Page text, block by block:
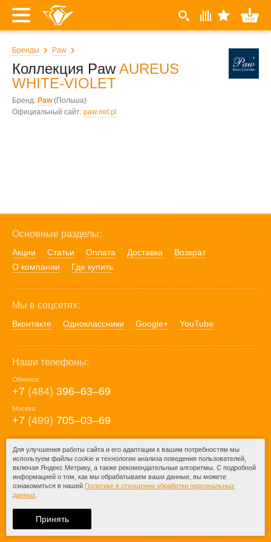
Бренды Paw
Коллекция PawAUREUS
WHITE-VIOLET
Бренд: Paw(Польша)
Официальный сайт: paw.net.pl
Основные разделы:
Акции Статьи Оплата Доставка
Возврат
О компании
Где купить
Мы в соцсетях:
Вконтакте Одноклассники Google+ YouTube
Наши телефоны:
Обнинск:
+7 (484) 396‒63‒69
Москва:
+7 (499) 705‒03‒69
E-mail:
mail@posuda40.ru
При любом копировании информации
ссылка на
Для улучшения работы сайта и его адаптации к вашим потребностям мы
используем файлы cookie и технологии анализа поведения пользователей,
включая Яндекс Метрику, а также рекомендательные алгоритмы. С подробной
информацией о том, как мы обрабатываем ваши данные, вы можете
ознакомиться в нашей Политике в отношении обработки персональных
данных
Принять